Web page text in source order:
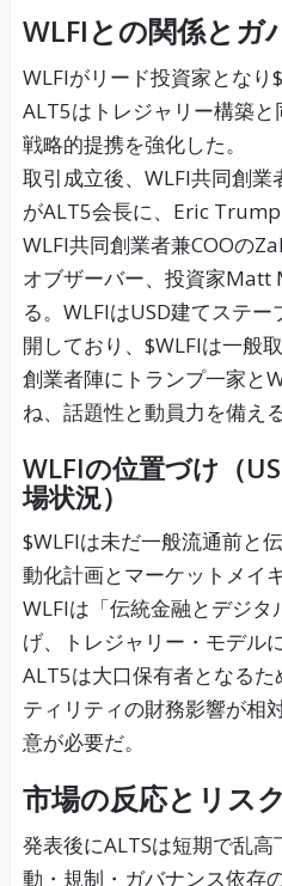
WLFIとの関係とガ
WLFIがリード投資家となり
ALT5はトレジャリー構築
戦略的提携を強化した。
取引成立後、WLFI共同創
がALT5会長に、Eric Trump
WLFI共同創業者兼COOの
オブザーバー、投資家Matt
る。WLFIはUSD建てステ
開しており、$WLFIは一般
創業者陣にトランプ一家と
ね、話題性と動員力を備える
WLFIの位置づけ（
場状況）
$WLFIは未だ一般流通前と
動化計画とマーケットメイ
WLFIは「伝統金融とデジタ
げ、トレジャリー・モデル
ALT5は大口保有者となる
ティリティの財務影響が相
意が必要だ。
市場の反応とリスク
発表後にALTSは短期で乱
動・規制・ガバナンス依存